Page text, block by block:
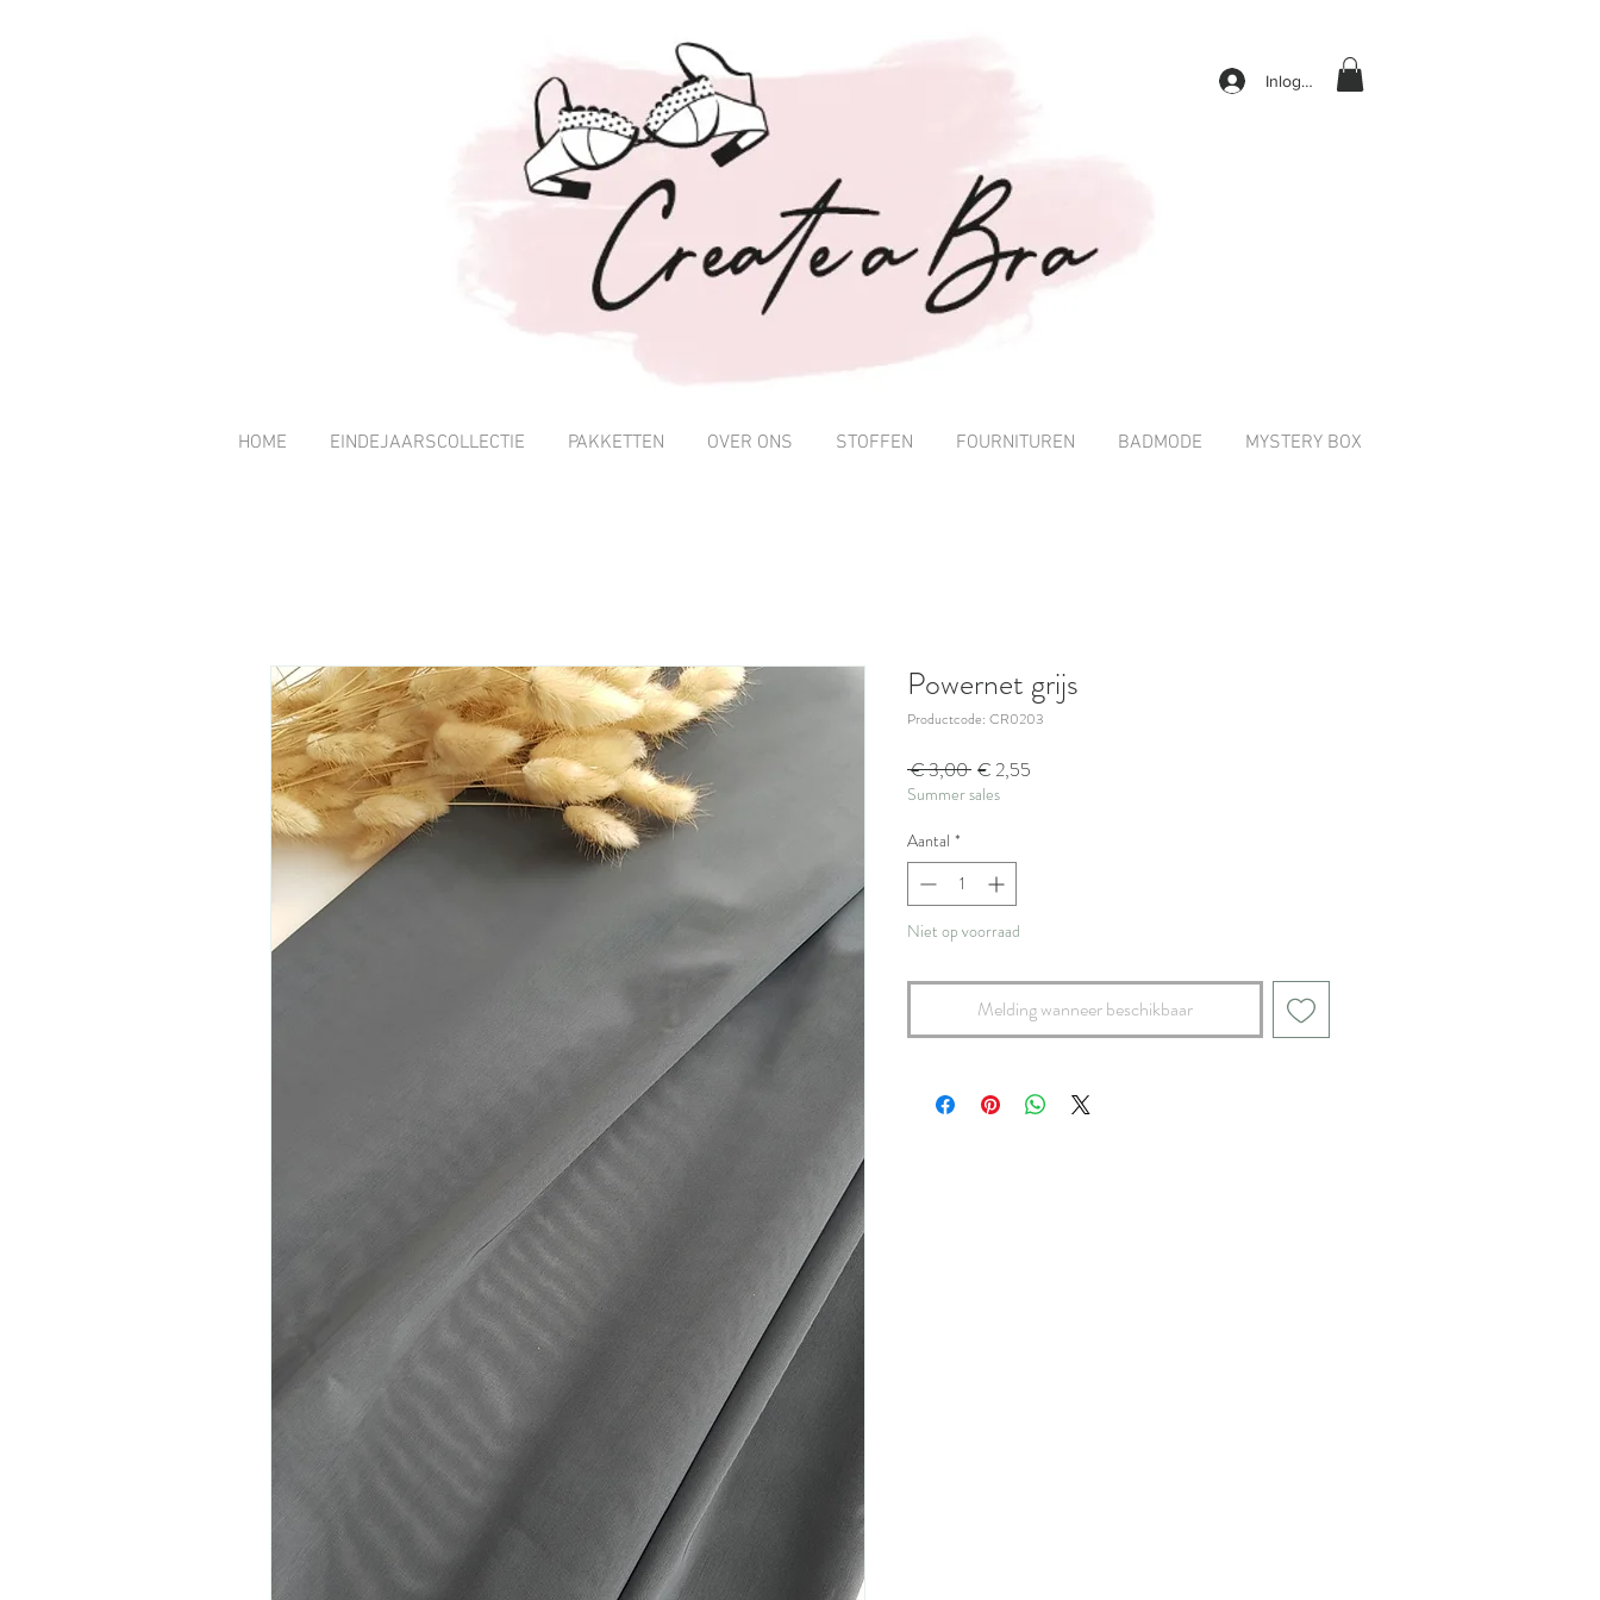
Inloggen
HOME EINDEJAARSCOLLECTIE PAKKETTEN OVER ONS STOFFEN FOURNITUREN BADMODE MYSTERY BOX
Powernet grijs
Productcode: CR0203
€ 3,00 Normale
prijs
€ 2,55
Summer sales
Aantal *
Niet op voorraad
Melding wanneer beschikbaar